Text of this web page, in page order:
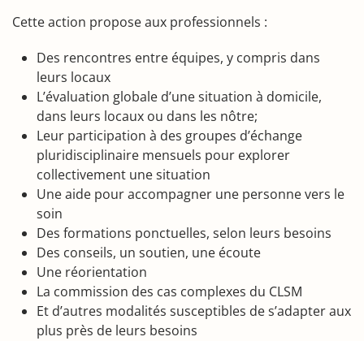
Cette action propose aux professionnels :
Des rencontres entre équipes, y compris dans
leurs locaux
L’évaluation globale d’une situation à domicile,
dans leurs locaux ou dans les nôtre;
Leur participation à des groupes d’échange
pluridisciplinaire mensuels pour explorer
collectivement une situation
Une aide pour accompagner une personne vers le
soin
Des formations ponctuelles, selon leurs besoins
Des conseils, un soutien, une écoute
Une réorientation
La commission des cas complexes du CLSM
Et d’autres modalités susceptibles de s’adapter aux
plus près de leurs besoins